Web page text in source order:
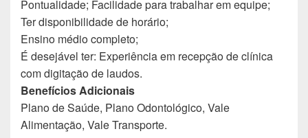
Pontualidade; Facilidade para trabalhar em equipe;
Ter disponibilidade de horário;
Ensino médio completo;
É desejável ter: Experiência em recepção de clínica
com digitação de laudos.
Benefícios Adicionais
Plano de Saúde, Plano Odontológico, Vale
Alimentação, Vale Transporte.